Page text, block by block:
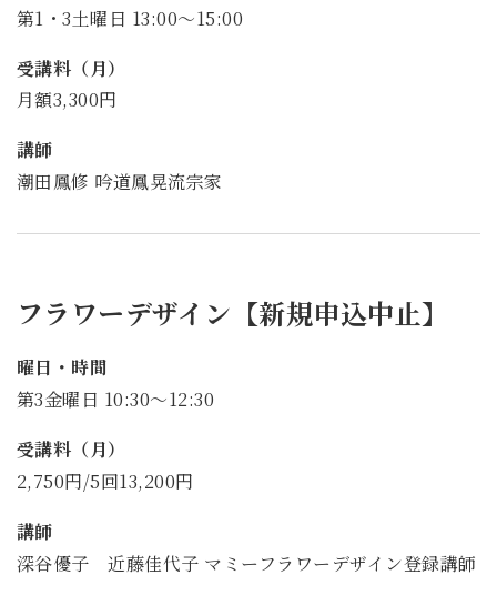
第1・3土曜日 13:00～15:00
受講料（月）
月額3,300円
講師
潮田鳳修 吟道鳳晃流宗家
フラワーデザイン【新規申込中止】
曜日・時間
第3金曜日 10:30～12:30
受講料（月）
2,750円/5回13,200円
講師
深谷優子 近藤佳代子 マミーフラワーデザイン登録講師